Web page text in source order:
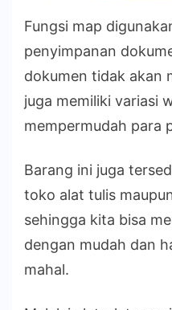
Fungsi map
penyimpanan
dokumen tidak akan
juga memiliki variasi
mempermudah para
Barang ini juga
toko alat tulis
sehingga kita bisa
dengan mudah dan
mahal.